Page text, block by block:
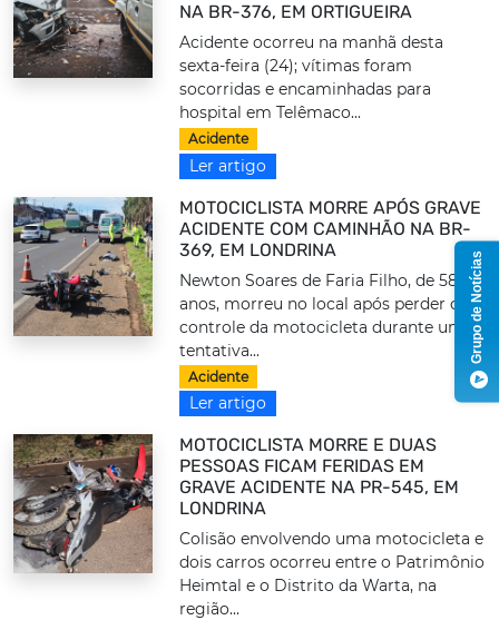
NA BR-376, EM ORTIGUEIRA
Acidente ocorreu na manhã desta
sexta-feira (24); vítimas foram
socorridas e encaminhadas para
hospital em Telêmaco...
Acidente
Ler artigo
MOTOCICLISTA MORRE APÓS GRAVE
ACIDENTE COM CAMINHÃO NA BR-
369, EM LONDRINA
Newton Soares de Faria Filho, de 58
anos, morreu no local após perder o
controle da motocicleta durante uma
tentativa...
Acidente
Ler artigo
MOTOCICLISTA MORRE E DUAS
PESSOAS FICAM FERIDAS EM
GRAVE ACIDENTE NA PR-545, EM
LONDRINA
Colisão envolvendo uma motocicleta e
dois carros ocorreu entre o Patrimônio
Heimtal e o Distrito da Warta, na
região...
Grupo de Notícias